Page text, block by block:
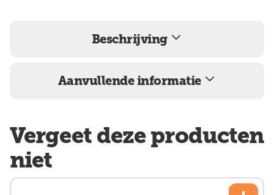
Beschrijving
Aanvullende informatie
Vergeet deze producten
niet